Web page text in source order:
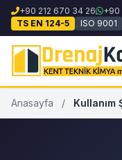
+90 212 670 34 26
+90
TS EN 124-5
ISO 9001
Anasayfa / Kullanım